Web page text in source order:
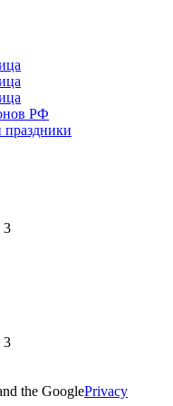
РФ
праздники
3
3
the GooglePrivacy